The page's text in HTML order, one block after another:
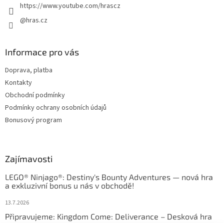
https://www.youtube.com/hrascz
@hras.cz
Informace pro vás
Doprava, platba
Kontakty
Obchodní podmínky
Podmínky ochrany osobních údajů
Bonusový program
Zajímavosti
LEGO® Ninjago®: Destiny's Bounty Adventures — nová hra
a exkluzivní bonus u nás v obchodě!
13.7.2026
Připravujeme: Kingdom Come: Deliverance – Desková hra